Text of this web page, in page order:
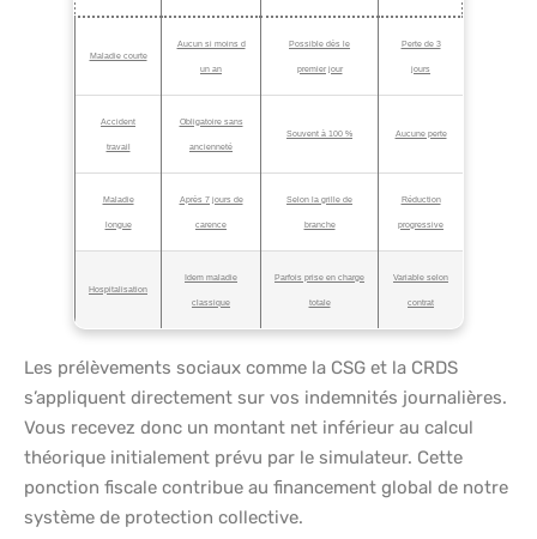
Maladie courte
Aucun si moins d
un an
Possible dès le
premier jour
Perte de 3
jours
Accident
travail
Obligatoire sans
ancienneté
Souvent à 100 % Aucune perte
Maladie
longue
Après 7 jours de
carence
Selon la grille de
branche
Réduction
progressive
Hospitalisation
Idem maladie
classique
Parfois prise en charge
totale
Variable selon
contrat
Les prélèvements sociaux comme la CSG et la CRDS
s’appliquent directement sur vos indemnités journalières.
Vous recevez donc un montant net inférieur au calcul
théorique initialement prévu par le simulateur. Cette
ponction fiscale contribue au financement global de notre
système de protection collective.